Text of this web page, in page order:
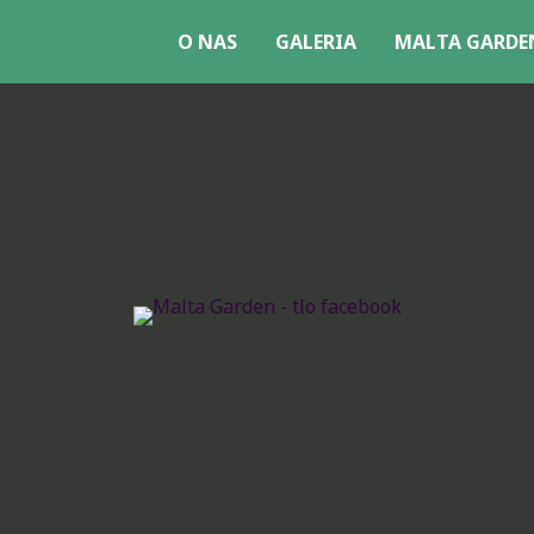
O NAS GALERIA MALTA